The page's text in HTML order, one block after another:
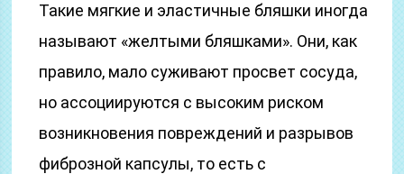
Такие мягкие и эластичные бляшки иногда
называют «желтыми бляшками». Они, как
правило, мало суживают просвет сосуда,
но ассоциируются с высоким риском
возникновения повреждений и разрывов
фиброзной капсулы, то есть с